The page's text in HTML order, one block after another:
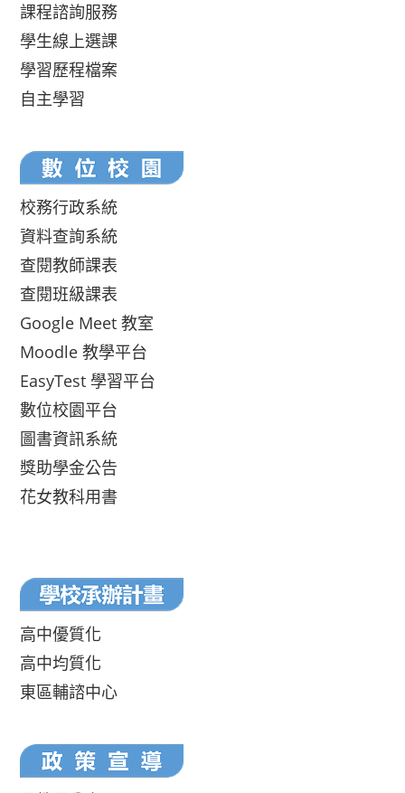
課程諮詢服務
學生線上選課
學習歷程檔案
自主學習
校務行政系統
資料查詢系統
查閱教師課表
查閱班級課表
Google Meet 教室
Moodle 教學平台
EasyTest 學習平台
數位校園平台
圖書資訊系統
獎助學金公告
花女教科用書
高中優質化
高中均質化
東區輔諮中心